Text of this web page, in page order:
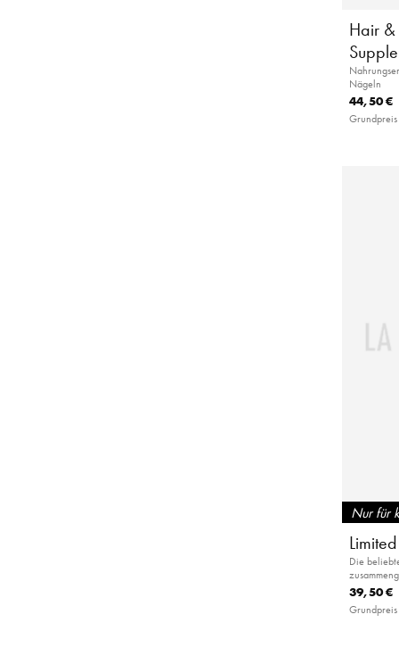
Hair &
Nägeln
44,50 €
Grundpreis
Nur für
Die
39,50 €
Grundpreis